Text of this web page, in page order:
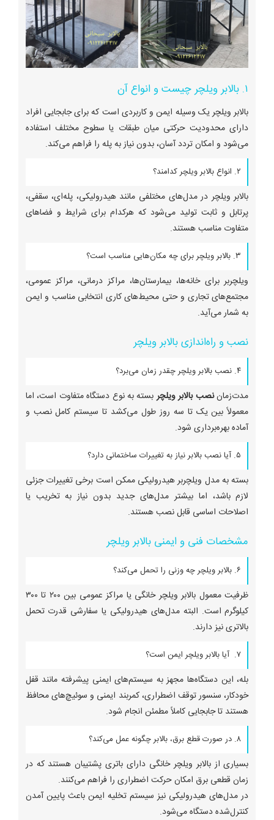
۱. بالابر ویلچر چیست و انواع آن
بالابر ویلچر یک وسیله ایمن و کاربردی است که برای جابجایی افراد
دارای محدودیت حرکتی میان طبقات یا سطوح مختلف استفاده
می‌شود و امکان تردد آسان، بدون نیاز به پله را فراهم می‌کند.
۲. انواع بالابر ویلچر کدامند؟
بالابر ویلچر در مدل‌های مختلفی مانند هیدرولیکی، پله‌ای، سقفی،
پرتابل و ثابت تولید می‌شود که هرکدام برای شرایط و فضاهای
متفاوت مناسب هستند.
۳. بالابر ویلچر برای چه مکان‌هایی مناسب است؟
ویلچربر برای خانه‌ها، بیمارستان‌ها، مراکز درمانی، مراکز عمومی،
مجتمع‌های تجاری و حتی محیط‌های کاری انتخابی مناسب و ایمن
به شمار می‌آید.
نصب و راه‌اندازی بالابر ویلچر
۴. نصب بالابر ویلچر چقدر زمان می‌برد؟
مدت‌زماننصب بالابر ویلچر بسته به نوع دستگاه متفاوت است، اما
معمولاً بین یک تا سه روز طول می‌کشد تا سیستم کامل نصب و
آماده بهره‌برداری شود.
۵. آیا نصب بالابر نیاز به تغییرات ساختمانی دارد؟
بسته به مدل ویلچربر هیدرولیکی ممکن است برخی تغییرات جزئی
لازم باشد، اما بیشتر مدل‌های جدید بدون نیاز به تخریب یا
اصلاحات اساسی قابل نصب هستند.
مشخصات فنی و ایمنی بالابر ویلچر
۶. بالابر ویلچر چه وزنی را تحمل می‌کند؟
ظرفیت معمول بالابر ویلچر خانگی یا مراکز عمومی بین ۲۰۰ تا ۳۰۰
کیلوگرم است. البته مدل‌های هیدرولیکی یا سفارشی قدرت تحمل
بالاتری نیز دارند.
۷. آیا بالابر ویلچر ایمن است؟
بله، این دستگاه‌ها مجهز به سیستم‌های ایمنی پیشرفته مانند قفل
خودکار، سنسور توقف اضطراری، کمربند ایمنی و سوئیچ‌های محافظ
هستند تا جابجایی کاملاً مطمئن انجام شود.
۸. در صورت قطع برق، بالابر چگونه عمل می‌کند؟
بسیاری از بالابر ویلچر خانگی دارای باتری پشتیبان هستند که در
زمان قطعی برق امکان حرکت اضطراری را فراهم می‌کنند.
در مدل‌های هیدرولیکی نیز سیستم تخلیه ایمن باعث پایین آمدن
کنترل‌شده دستگاه می‌شود.